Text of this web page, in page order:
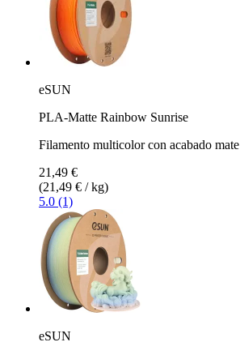
eSUN
PLA-Matte Rainbow Sunrise
Filamento multicolor con acabado mate
21,49 €
(21,49 € / kg)
5.0 (1)
eSUN